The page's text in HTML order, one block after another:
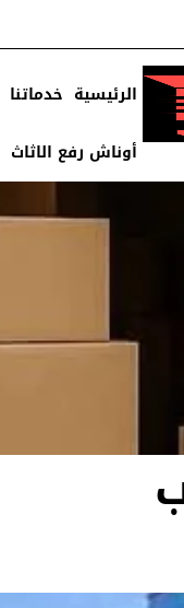
الرئيسية خدماتنا
أوناش رفع الاثاث